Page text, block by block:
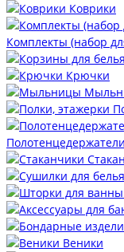
Коврики
Комплекты (набор
Крючки
Веники